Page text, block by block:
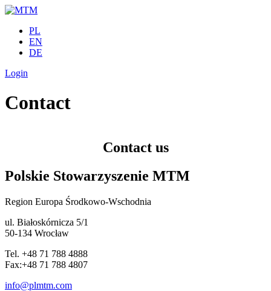
Skip to main content
PL
EN
DE
Login
Contact
Contact us
Polskie Stowarzyszenie MTM
Region Europa Środkowo-Wschodnia
ul. Białoskórnicza 5/1
50-134 Wrocław
Tel. +48 71 788 4888
Fax:+48 71 788 4807
info@plmtm.com